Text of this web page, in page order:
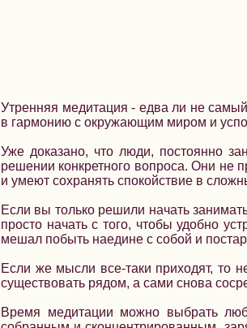
Утренняя медитация - едва ли не самый
в гармонию с окружающим миром и
Уже доказано, что люди, постоянно
решении конкретного вопроса. Они не
и умеют сохранять спокойствие в
Если вы только решили начать
просто начать с того, чтобы удобно
мешал побыть наедине с собой и
Если же мысли все-таки приходят, то
существовать рядом, а сами снова
Время медитации можно выбрать